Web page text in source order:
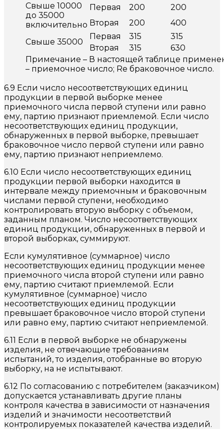
Свыше 10000
до 35000
включительно
Первая 200
200
Вторая
200
400
Свыше 35000
Первая 315
315
Вторая
315
630
Примечание – В настоящей таблице
– приемочное число; Re браковочное число.
6.9 Если число несоответствующих единиц
продукции в первой выборке менее
приемочного числа первой ступени или равно
ему, партию признают приемлемой. Если число
несоответствующих единиц продукции,
обнаруженных в первой выборке, превышает
браковочное число первой ступени или равно
ему, партию признают неприемлемо.
6.10 Если число несоответствующих единиц
продукции первой выборки находится в
интервале между приемочным и браковочным
числами первой ступени, необходимо
контролировать вторую выборку с объемом,
заданным планом. Число несоответствующих
единиц продукции, обнаруженных в первой и
второй выборках, суммируют.
Если кумулятивное (суммарное) число
несоответствующих единиц продукции менее
приемочного числа второй ступени или равно
ему, партию считают приемлемой. Если
кумулятивное (суммарное) число
несоответствующих единиц продукции
превышает браковочное число второй ступени
или равно ему, партию считают неприемлемой.
6.11 Если в первой выборке не обнаружены
изделия, не отвечающие требованиям
испытаний, то изделия, отобранные во вторую
выборку, на не испытывают.
6.12 По согласованию с потребителем (заказчиком)
допускается устанавливать другие планы
контроля качества в зависимости от назначения
изделий и значимости несоответствий
контролируемых показателей качества изделий.